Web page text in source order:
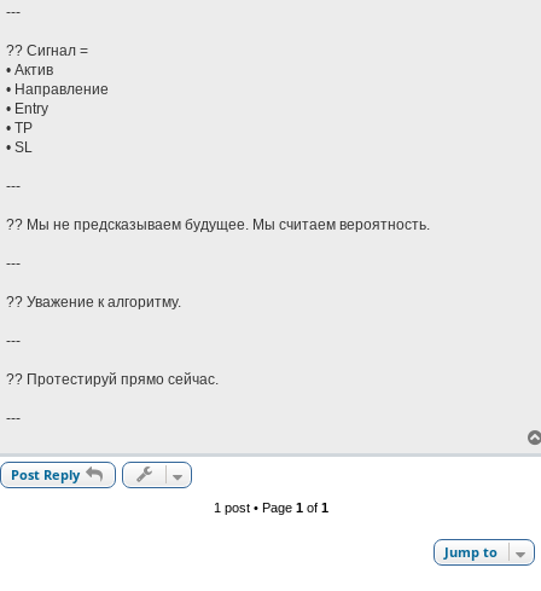
---
?? Сигнал =
• Актив
• Направление
• Entry
• TP
• SL
---
?? Мы не предсказываем будущее. Мы считаем вероятность.
---
?? Уважение к алгоритму.
---
?? Протестируй прямо сейчас.
---
Post Reply
1 post • Page 1of 1
Jump to